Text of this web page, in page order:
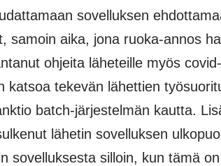
sovelluksen
samoin aika, jona ruoka-annos
ohjeita läheteille myös
katsoa tekevän lähettien
batch-järjestelmän kautta.
lähetin sovelluksen
sovelluksesta silloin, kun tämä